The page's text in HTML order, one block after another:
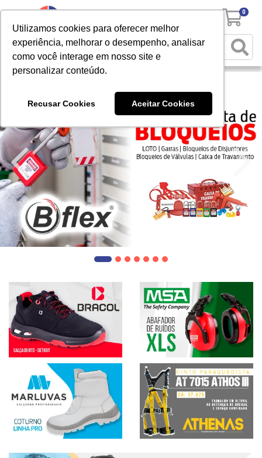
Utilizamos cookies para oferecer melhor
experiência, melhorar o desempenho, analisar
como você interage em nosso site e
personalizar conteúdo.
Recusar Cookies Aceitar Cookies
0